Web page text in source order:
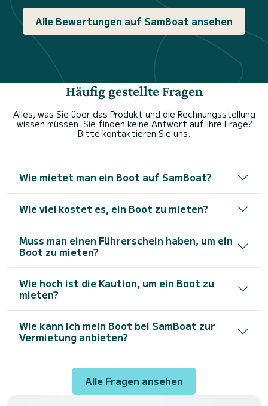
Alle Bewertungen auf SamBoat ansehen
Häufig gestellte Fragen
Alles, was Sie über das Produkt und die Rechnungsstellung
wissen müssen. Sie finden keine Antwort auf Ihre Frage?
Bitte kontaktieren Sie uns.
Wie mietet man ein Boot auf SamBoat?
Wie viel kostet es, ein Boot zu mieten?
Muss man einen Führerschein haben, um ein
Boot zu mieten?
Wie hoch ist die Kaution, um ein Boot zu
mieten?
Wie kann ich mein Boot bei SamBoat zur
Vermietung anbieten?
Alle Fragen ansehen